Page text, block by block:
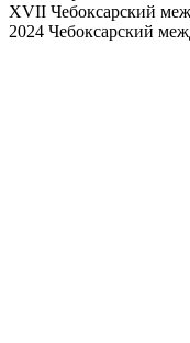
XVII Чебоксарский
2024 Чебоксарский